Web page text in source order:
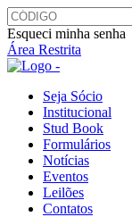
Esqueci minha senha
Área Restrita
Seja Sócio
Institucional
Stud Book
Formulários
Notícias
Eventos
Leilões
Contatos